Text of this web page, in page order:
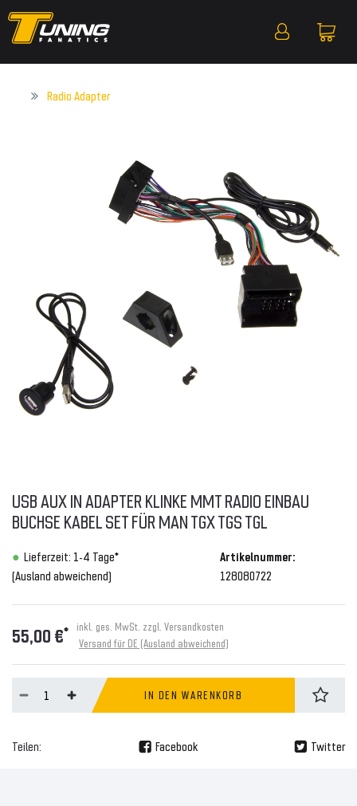
Radio Adapter
USB AUX IN ADAPTER KLINKE MMT RADIO EINBAU
BUCHSE KABEL SET FÜR MAN TGX TGS TGL
Lieferzeit: 1-4 Tage*
(Ausland abweichend)
Artikelnummer:
128080722
55,00 €* inkl. ges. MwSt. zzgl. Versandkosten
Versand für DE (Ausland abweichend)
IN DEN WARENKORB
Teilen: Facebook Twitter